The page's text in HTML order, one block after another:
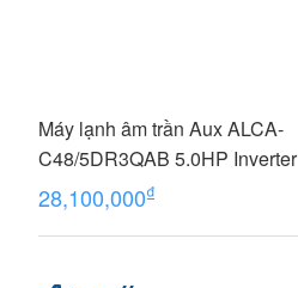
Máy lạnh âm trần Aux ALCA-
C48/5DR3QAB 5.0HP Inverter
28,100,000₫